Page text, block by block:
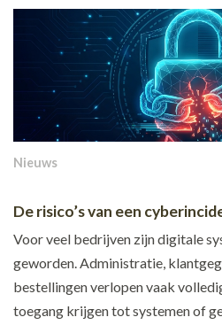
Nieuws
De risico’s van een
Voor veel bedrijven zijn digitale
geworden. Administratie,
bestellingen verlopen vaak
toegang krijgen tot systemen of